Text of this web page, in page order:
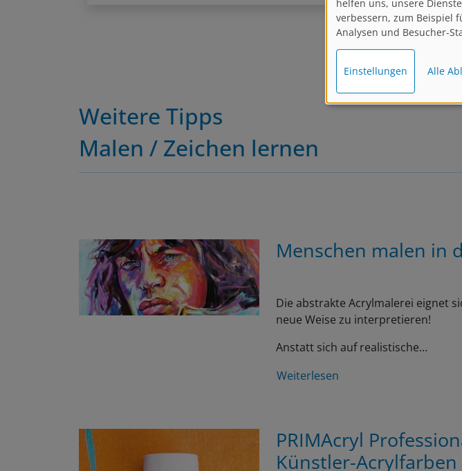
Zurück 1
Weitere Tipps
Malen / Zeichen lernen
Menschen malen in
Die abstrakte Acrylmalerei eignet
neue Weise zu interpretieren!
Anstatt sich auf realistische…
Weiterlesen
PRIMAcryl
Künstler-Acrylfarben
Analysen und Besucher-
Einstellungen